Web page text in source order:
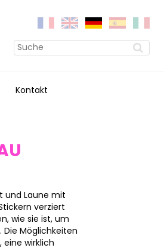
Kontakt
und Laune mit
verziert
wie sie ist, um
Möglichkeiten
eine wirklich